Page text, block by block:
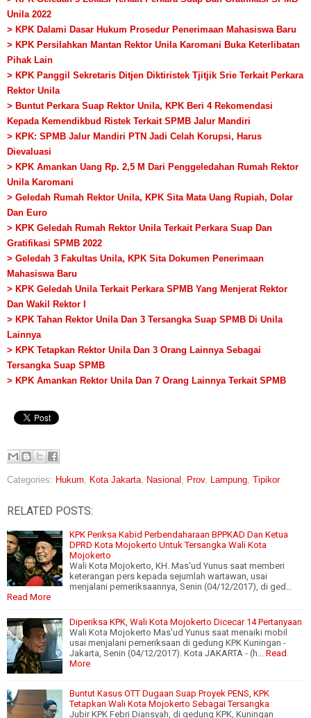
Unila 2022
> KPK Dalami Dasar Hukum Prosedur Penerimaan Mahasiswa Baru
> KPK Persilahkan Mantan Rektor Unila Karomani Buka Keterlibatan
Pihak Lain
> KPK Panggil Sekretaris Ditjen Diktiristek Tjitjik Srie Terkait Perkara
Rektor Unila
> Buntut Perkara Suap Rektor Unila, KPK Beri 4 Rekomendasi
Kepada Kemendikbud Ristek Terkait SPMB Jalur Mandiri
> KPK: SPMB Jalur Mandiri PTN Jadi Celah Korupsi, Harus
Dievaluasi
> KPK Amankan Uang Rp. 2,5 M Dari Penggeledahan Rumah Rektor
Unila Karomani
> Geledah Rumah Rektor Unila, KPK Sita Mata Uang Rupiah, Dolar
Dan Euro
> KPK Geledah Rumah Rektor Unila Terkait Perkara Suap Dan
Gratifikasi SPMB 2022
> Geledah 3 Fakultas Unila, KPK Sita Dokumen Penerimaan
Mahasiswa Baru
> KPK Geledah Unila Terkait Perkara SPMB Yang Menjerat Rektor
Dan Wakil Rektor I
> KPK Tahan Rektor Unila Dan 3 Tersangka Suap SPMB Di Unila
Lainnya
> KPK Tetapkan Rektor Unila Dan 3 Orang Lainnya Sebagai
Tersangka Suap SPMB
> KPK Amankan Rektor Unila Dan 7 Orang Lainnya Terkait SPMB
Categories: Hukum Kota Jakarta Nasional Prov. Lampung Tipikor
RELATED POSTS:
KPK Periksa Kabid Perbendaharaan BPPKAD Dan Ketua
DPRD Kota Mojokerto Untuk Tersangka Wali Kota
Mojokerto
Wali Kota Mojokerto, KH. Mas'ud Yunus saat memberi
keterangan pers kepada sejumlah wartawan, usai
menjalani pemeriksaannya, Senin (04/12/2017), di ged…
Read More
Diperiksa KPK, Wali Kota Mojokerto Dicecar 14 Pertanyaan
Wali Kota Mojokerto Mas'ud Yunus saat menaiki mobil
usai menjalani pemeriksaan di gedung KPK Kuningan -
Jakarta, Senin (04/12/2017). Kota JAKARTA - (h…
Read
More
Buntut Kasus OTT Dugaan Suap Proyek PENS, KPK
Tetapkan Wali Kota Mojokerto Sebagai Tersangka
Jubir KPK Febri Diansyah, di gedung KPK, Kuningan